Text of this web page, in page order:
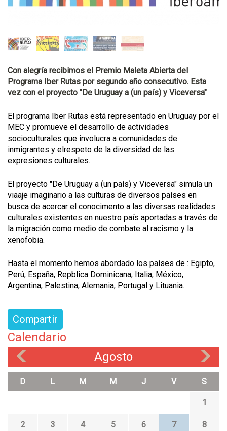
Con alegría recibimos el Premio Maleta Abierta del
Programa Iber Rutas por segundo año consecutivo. Esta
vez con el proyecto "De Uruguay a (un país) y Viceversa"
El programa Iber Rutas está representado en Uruguay por el
MEC y promueve el desarrollo de actividades
socioculturales que involucra a comunidades de
inmigrantes y elrespeto de la diversidad de las
expresiones culturales.
El proyecto "De Uruguay a (un país) y Viceversa" simula un
viaaje imaginario a las culturas de diversos países en
busca de acercar el conocimento a las diversas realidades
culturales existentes en nuestro país aportadas a través de
la migración como medio de combate al racismo y la
xenofobia.
Hasta el momento hemos abordado los países de : Egipto,
Perú, España, Repblica Dominicana, Italia, México,
Argentina, Palestina, Alemania, Portugal y Lituania.
Compartir
Calendario
Agosto
D L M M J V S
1
2 3 4 5 6 7 8